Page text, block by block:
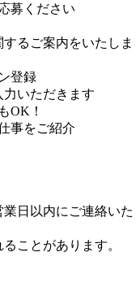
募ください
るご案内をいたしま
登録
いただきます
OK！
事をご紹介
日以内にご連絡いた
ことがあります。